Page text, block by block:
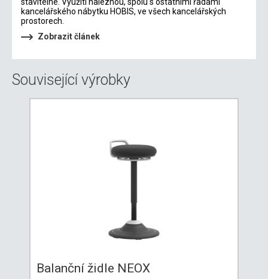
kancelářského nábytku HOBIS, ve všech kancelářských
prostorech.
Zobrazit článek
Související výrobky
Balanční židle NEOX